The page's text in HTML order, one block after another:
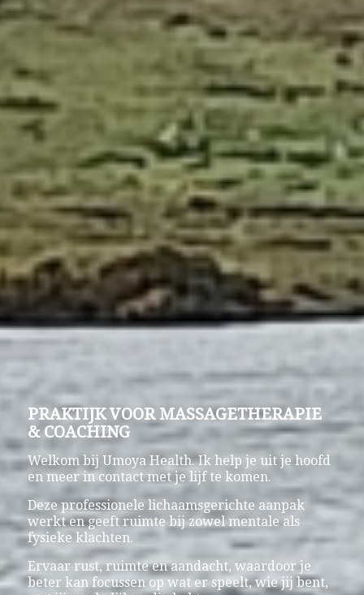
PRAKTIJK VOOR MASSAGETHERAPIE
& COACHING
Welkom bij Umoya Health. Ik help je uit je hoofd
en meer in contact met je lijf te komen.
Deze professionele lichaamsgerichte aanpak
werkt en geeft ruimte bij zowel mentale als
fysieke klachten.
Ervaar rust, ruimte en aandacht, waardoor je
beter kan focussen op wat er speelt, wie jij bent,